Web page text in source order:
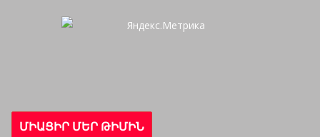
ՄԻԱՑԻՐ ՄԵՐ ԹԻՄԻՆ